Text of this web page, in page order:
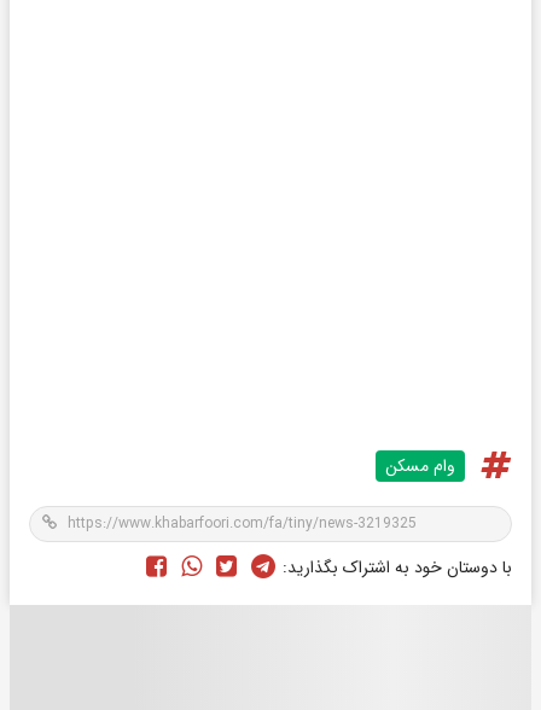
وام مسکن
با دوستان خود به اشتراک بگذارید: